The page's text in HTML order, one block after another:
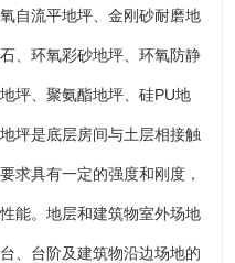
自流平地坪、金刚砂耐磨地
、环氧彩砂地坪、环氧防静
坪、聚氨酯地坪、硅PU地
坪是底层房间与土层相接触
求具有一定的强度和刚度，
能。地层和建筑物室外场地
、台阶及建筑物沿边场地的